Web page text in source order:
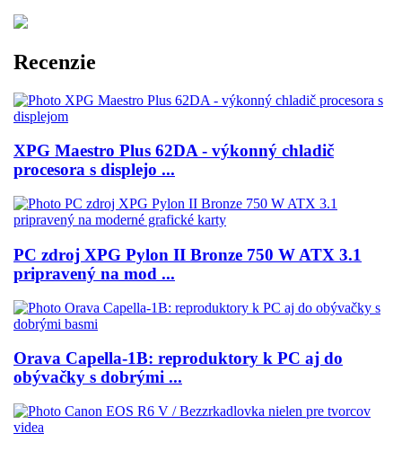
Recenzie
XPG Maestro Plus 62DA - výkonný chladič
procesora s displejo ...
PC zdroj XPG Pylon II Bronze 750 W ATX 3.1
pripravený na mod ...
Orava Capella-1B: reproduktory k PC aj do
obývačky s dobrými ...